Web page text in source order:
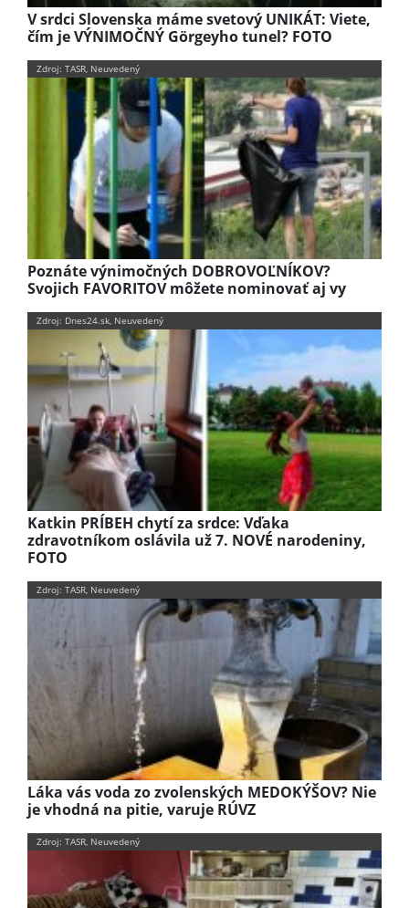
V srdci Slovenska máme svetový UNIKÁT: Viete,
čím je VÝNIMOČNÝ Görgeyho tunel? FOTO
Zdroj: TASR, Neuvedený
Poznáte výnimočných DOBROVOĽNÍKOV?
Svojich FAVORITOV môžete nominovať aj vy
Zdroj: Dnes24.sk, Neuvedený
Katkin PRÍBEH chytí za srdce: Vďaka
zdravotníkom oslávila už 7. NOVÉ narodeniny,
FOTO
Zdroj: TASR, Neuvedený
Láka vás voda zo zvolenských MEDOKÝŠOV? Nie
je vhodná na pitie, varuje RÚVZ
Zdroj: TASR, Neuvedený